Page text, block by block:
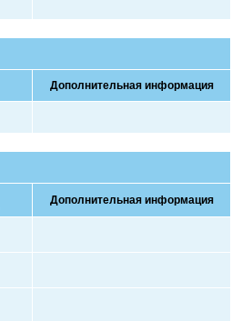
Дополнительная информация
Дополнительная информация